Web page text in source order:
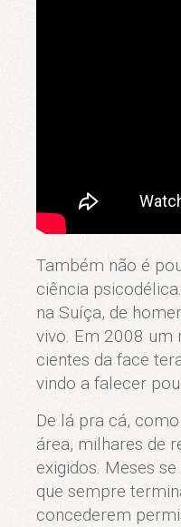
Também não é
ciência
na Suíça, de
vivo. Em 2008 um
cientes da face
vindo a falecer
De lá pra cá,
área, milhares de
exigidos. Meses
que sempre
concederem